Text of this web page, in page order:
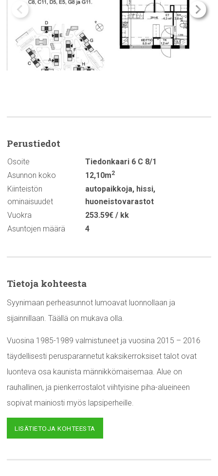
Perustiedot
Osoite
Tiedonkaari 6 C 8/1
Asunnon koko
12,10m2
Kiinteistön
ominaisuudet
autopaikkoja, hissi,
huoneistovarastot
Vuokra
253.59€ / kk
Asuntojen määrä
4
Tietoja kohteesta
Syynimaan perheasunnot lumoavat luonnollaan ja
sijainnillaan. Täällä on mukava olla.
Vuosina 1985-1989 valmistuneet ja vuosina 2015 – 2016
täydellisesti perusparannetut kaksikerroksiset talot ovat
luonteva osa kaunista männikkömaisemaa. Alue on
rauhallinen, ja pienkerrostalot viihtyisine piha-alueineen
sopivat mainiosti myös lapsiperheille.
LISÄTIETOJA KOHTEESTA